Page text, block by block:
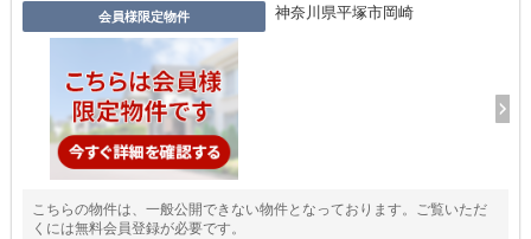
会員様限定物件 神奈川県平塚市岡崎
こちらの物件は、一般公開できない物件となっております。ご覧いただ
くには無料会員登録が必要です。